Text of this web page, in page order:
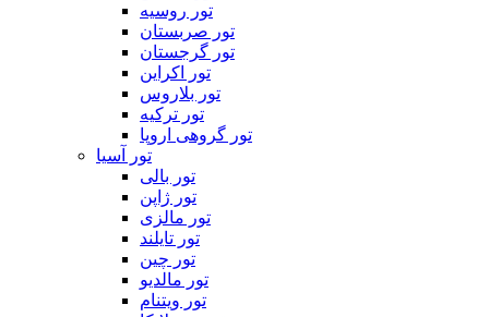
تور روسیه
تور صربستان
تور گرجستان
تور اکراین
تور بلاروس
تور ترکیه
تور گروهی اروپا
تور آسیا
تور بالی
تور ژاپن
تور مالزی
تور تایلند
تور چین
تور مالدیو
تور ویتنام